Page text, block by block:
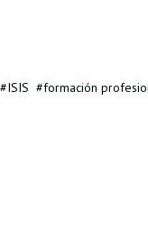
ISIS formación